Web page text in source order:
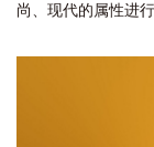
尚、现代的属性进